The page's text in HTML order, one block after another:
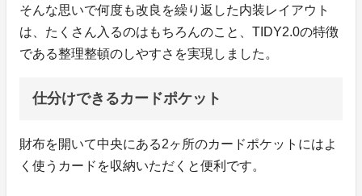
そんな思いで何度も改良を繰り返した内装レイアウト
は、たくさん入るのはもちろんのこと、TIDY2.0の特徴
である整理整頓のしやすさを実現しました。
仕分けできるカードポケット
財布を開いて中央にある2ヶ所のカードポケットにはよ
く使うカードを収納いただくと便利です。